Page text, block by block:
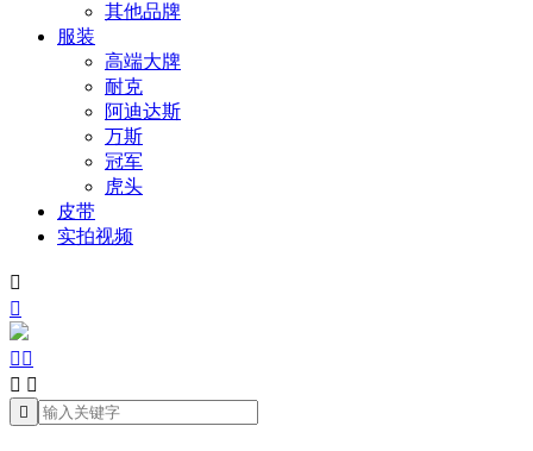
其他品牌
服装
高端大牌
耐克
阿迪达斯
万斯
冠军
虎头
皮带
实拍视频


 
 
